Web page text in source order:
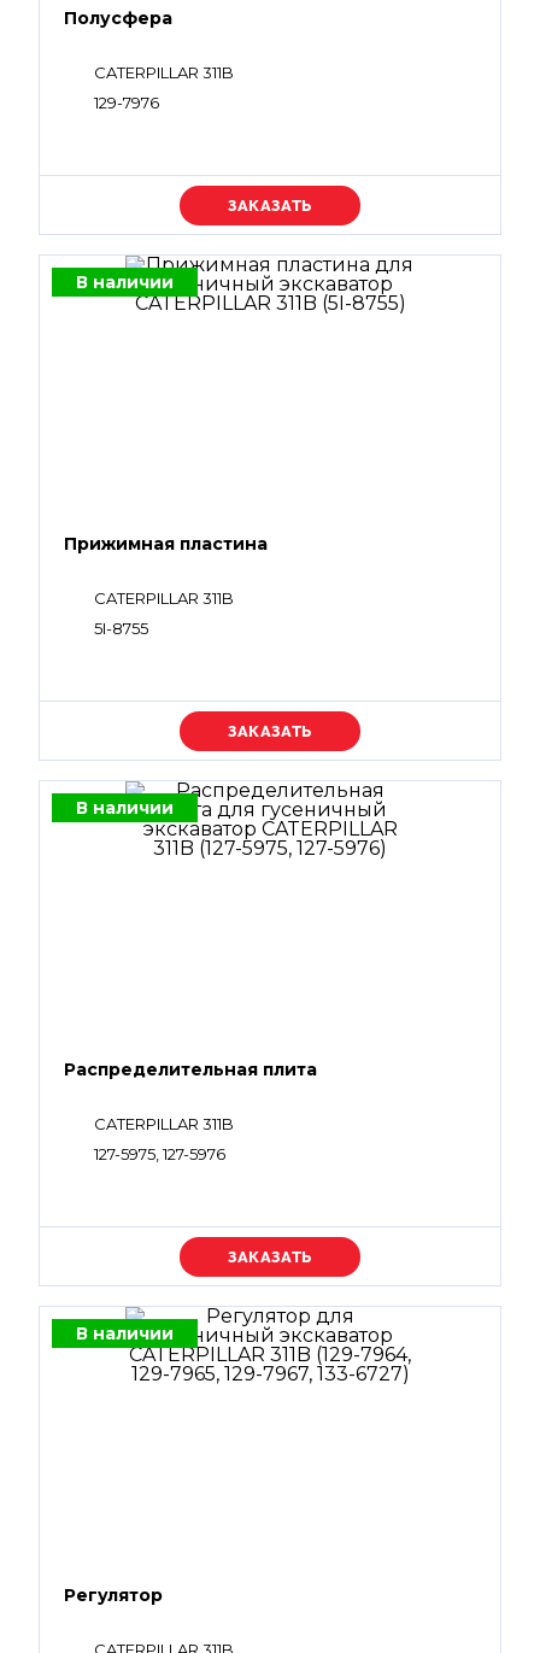
Полусфера
CATERPILLAR 311B
129-7976
Уточняйте цену
В наличии
Прижимная пластина
CATERPILLAR 311B
5I-8755
Уточняйте цену
В наличии
Распределительная плита
CATERPILLAR 311B
127-5975, 127-5976
Уточняйте цену
В наличии
Регулятор